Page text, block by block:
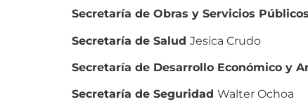
Secretaría de Obras y Servicios Públicos
Secretaría de Salud Jesica Crudo
Secretaría de Desarrollo Económico y
Secretaría de Seguridad Walter Ochoa